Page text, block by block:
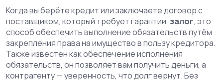
Когда вы берёте кредит или заключаете договор с
поставщиком, который требует гарантии, залог, это
способ обеспечить выполнение обязательств путём
закрепления права на имущество в пользу кредитора.
Также известен какобеспечение исполнения
обязательств, он позволяет вам получить деньги, а
контрагенту — уверенность, что долг вернут.Без